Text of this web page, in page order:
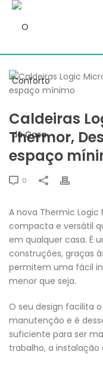
Caldeiras
Thermor,
espaço
0
A nova Thermic
compacta e versátil
em qualquer casa. É
construções, graças
permitem uma fácil
menor que seja.
O seu design facilita
manutenção e é
suficiente para ser
trabalho, a